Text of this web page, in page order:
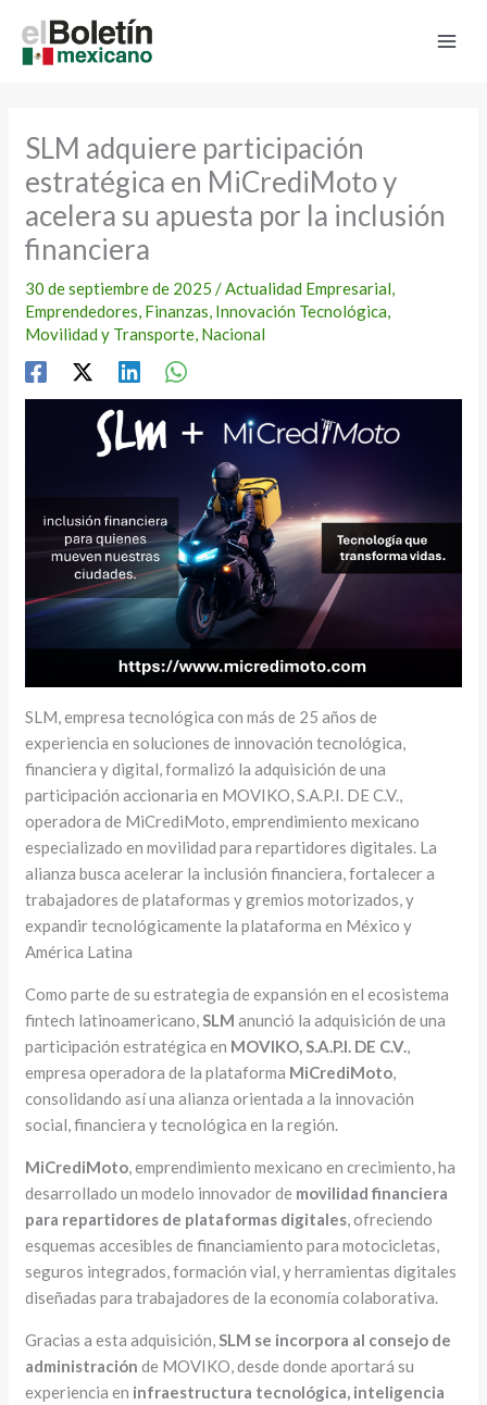
contenido
SLM adquiere participación
estratégica en MiCrediMoto y
acelera su apuesta por la inclusión
financiera
30 de septiembre de 2025/Actualidad Empresarial,
Emprendedores, Finanzas, Innovación Tecnológica,
Movilidad y Transporte, Nacional
SLM, empresa tecnológica con más de 25 años de
experiencia en soluciones de innovación tecnológica,
financiera y digital, formalizó la adquisición de una
participación accionaria en MOVIKO, S.A.P.I. DE C.V.,
operadora de MiCrediMoto, emprendimiento mexicano
especializado en movilidad para repartidores digitales. La
alianza busca acelerar la inclusión financiera, fortalecer a
trabajadores de plataformas y gremios motorizados, y
expandir tecnológicamente la plataforma en México y
América Latina
Como parte de su estrategia de expansión en el ecosistema
fintech latinoamericano,SLM anunció la adquisición de una
participación estratégica en MOVIKO, S.A.P.I. DE C.V.,
empresa operadora de la plataforma MiCrediMoto,
consolidando así una alianza orientada a la innovación
social, financiera y tecnológica en la región.
MiCrediMoto, emprendimiento mexicano en crecimiento, ha
desarrollado un modelo innovador de movilidad financiera
para repartidores de plataformas digitales, ofreciendo
esquemas accesibles de financiamiento para motocicletas,
seguros integrados, formación vial, y herramientas digitales
diseñadas para trabajadores de la economía colaborativa.
Gracias a esta adquisición,SLM se incorpora al consejo de
administración de MOVIKO, desde donde aportará su
experiencia en infraestructura tecnológica, inteligencia